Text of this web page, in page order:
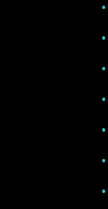
•
•
•
•
•
•
•